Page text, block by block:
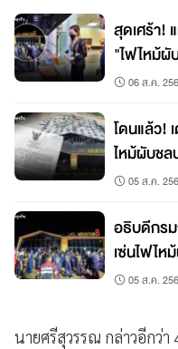
สุดเศร้า!
"ไฟไหม้ผั
06 ส.ค.
โดนแล้ว!
ไหม้ผับชล
05 ส.ค.
อธิบดีกร
เซ่นไฟไห
05 ส.ค.
นายศรีสุวรรณ กล่าวอีกว่า